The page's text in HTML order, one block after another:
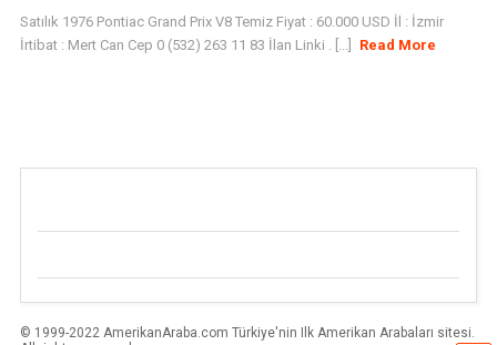
Satılık 1976 Pontiac Grand Prix V8 Temiz Fiyat : 60.000 USD İl : İzmir
İrtibat : Mert Can Cep 0 (532) 263 11 83 İlan Linki . [...]
Read More
© 1999-2022 AmerikanAraba.com Türkiye'nin Ilk Amerikan Arabaları sitesi.